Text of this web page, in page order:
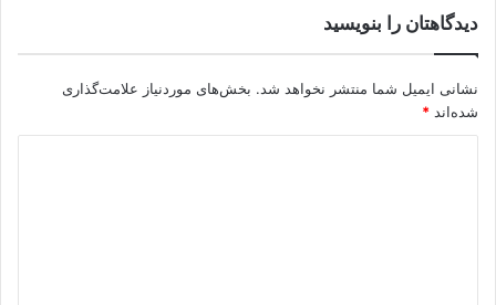
دیدگاهتان را بنویسید
نشانی ایمیل شما منتشر نخواهد شد. بخش‌های موردنیاز علامت‌گذاری
شده‌اند *